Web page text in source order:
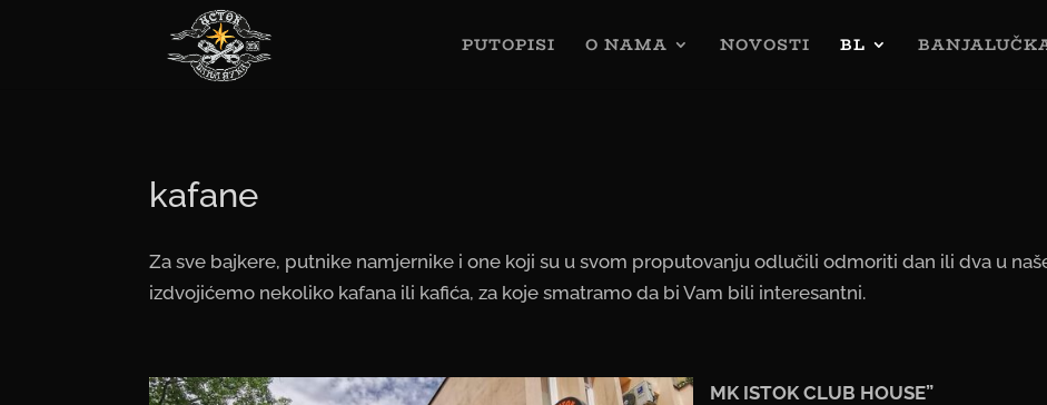
PUTOPISI O NAMA NOVOSTI BL
kafane
Za sve bajkere, putnike namjernike i one koji su u svom proputovanju odlučili odmoriti dan ili dva u
izdvojićemo nekoliko kafana ili kafića, za koje smatramo da bi Vam bili interesantni.
MK ISTOK CLUB HOUSE”